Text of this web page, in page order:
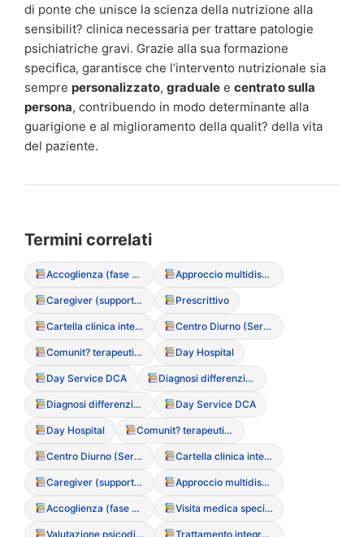
di ponte che unisce la scienza della nutrizione alla
sensibilit? clinica necessaria per trattare patologie
psichiatriche gravi. Grazie alla sua formazione
specifica, garantisce che l’intervento nutrizionale sia
sempre personalizzato, graduale e centrato sulla
persona, contribuendo in modo determinante alla
guarigione e al miglioramento della qualit? della vita
del paziente.
Termini correlati
Accoglienza (fase di primo ascolto) Approccio multidisciplinare integrato
Caregiver (supporto e ruolo nel DCA) Prescrittivo
Cartella clinica integrata Centro Diurno (Servizio semiresidenziale)
Comunit? terapeutica residenziale Day Hospital
Day Service DCA Diagnosi differenziale
Diagnosi differenziale Day Service DCA
Day Hospital Comunit? terapeutica residenziale
Centro Diurno (Servizio semiresidenziale) Cartella clinica integrata
Caregiver (supporto e ruolo nel DCA) Approccio multidisciplinare integrato
Accoglienza (fase di primo ascolto) Visita medica specialistica
Valutazione psicodiagnostica Trattamento integrato DCA